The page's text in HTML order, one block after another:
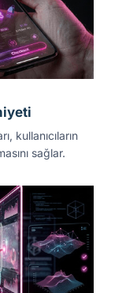
kullanıcıların
sağlar.